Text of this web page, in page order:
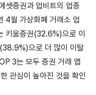
셋증권과 업비트의 업종
4월 가상화폐 거래소 업
키움증권(32.6%)으로 이
으로 더 많이 이탈
3는 모두 증권 거래 앱
관심이 높아진 것을 확인